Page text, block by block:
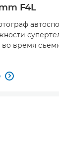
F4L
во время
